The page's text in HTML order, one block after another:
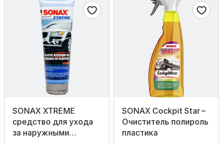
SONAX XTREME
средство для ухода
за наружными
SONAX Cockpit Star –
Очиститель полироль
пластика